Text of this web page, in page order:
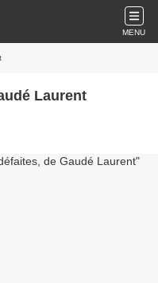
MENU
Laurent